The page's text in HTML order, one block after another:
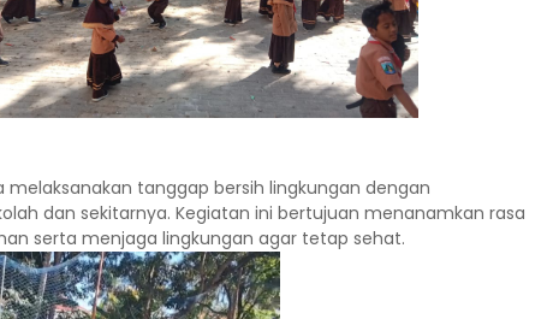
melaksanakan tanggap bersih lingkungan dengan
dan sekitarnya. Kegiatan ini bertujuan menanamkan rasa
serta menjaga lingkungan agar tetap sehat.